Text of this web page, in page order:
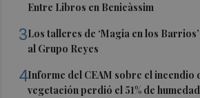
Entre Libros en Benicàssim
3Los talleres de ‘Magia en los
al Grupo Reyes
4Informe del CEAM sobre el incendio
vegetación perdió el 51% de